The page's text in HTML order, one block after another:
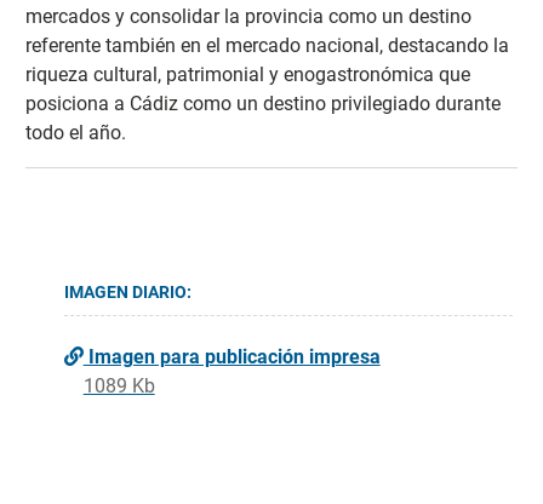
mercados y consolidar la provincia como un destino
referente también en el mercado nacional, destacando la
riqueza cultural, patrimonial y enogastronómica que
posiciona a Cádiz como un destino privilegiado durante
todo el año.
IMAGEN DIARIO:
Imagen para publicación impresa
1089 Kb